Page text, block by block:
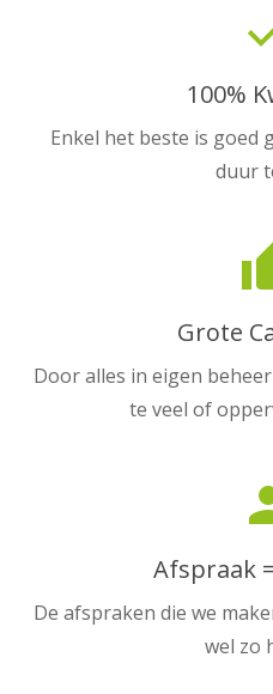
100%
Enkel het beste is goed
duur
Grote
Door alles in eigen
te veel of
Afspraak
De afspraken die we
wel zo